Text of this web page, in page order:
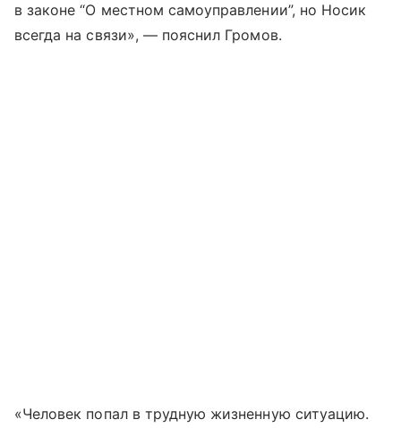
в законе “О местном самоуправлении”, но Носик
всегда на связи», — пояснил Громов.
«Человек попал в трудную жизненную ситуацию.